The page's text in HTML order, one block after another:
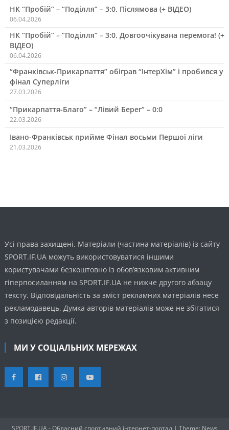
НК “Пробій” – “Поділля” – 3:0. Післямова (+ ВІДЕО)
06.04.2026
НК “Пробій” – “Поділля” – 3:0. Довгоочікувана перемога! (+
ВІДЕО)
06.04.2026
“Франківськ-Прикарпаття” обіграв “ІнтерХім” і пробився у
фінал Суперліги
27.03.2026
“Прикарпаття-Благо” – “Лівий Берег” – 0:0
22.03.2026
Івано-Франківськ прийме Фінал восьми Першої ліги
21.03.2026
Усі права захищені. Матеріали (частина матеріалів) із сайту
SPORT.IF.UA можуть використовуватися іншими
користувачами безкоштовно із обов’язковим активним
гіперпосиланням на SPORT.IF.UA не нижче другого абзацу
тексту. Відповідальність за зміст рекламних матеріалів несе
рекламодавець. Думка авторів матеріалів може не збігатися
з позицією редакції.
МИ У СОЦІАЛЬНИХ МЕРЕЖАХ
SPORT.IF.UA - Обласний спортивний інтернет-портал | Theme: News